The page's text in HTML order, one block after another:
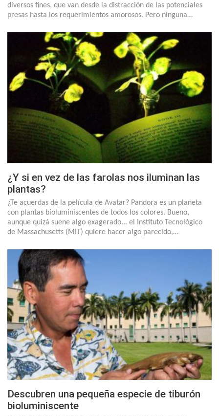
diversos fines, que van desde la distracción de las potenciales
presas hasta los requerimientos amorosos. Pero ninguna…
¿Y si en vez de las farolas nos iluminan las
plantas?
¿Te acuerdas de la película de Avatar? Pandora es un planeta
con plantas bioluminiscentes de todos los colores. Bueno,
aunque quizá suene algo exagerado... el Instituto Tecnológico
de Massachusetts (MIT) quiere hacer algo parecido,…
Descubren una pequeña especie de tiburón
bioluminiscente